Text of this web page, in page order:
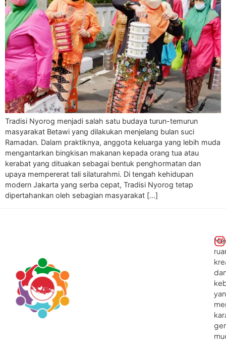
Tradisi Nyorog menjadi salah satu budaya turun-temurun
masyarakat Betawi yang dilakukan menjelang bulan suci
Ramadan. Dalam praktiknya, anggota keluarga yang lebih muda
mengantarkan bingkisan makanan kepada orang tua atau
kerabat yang dituakan sebagai bentuk penghormatan dan
upaya mempererat tali silaturahmi. Di tengah kehidupan
modern Jakarta yang serba cepat, Tradisi Nyorog tetap
dipertahankan oleh sebagian masyarakat […]